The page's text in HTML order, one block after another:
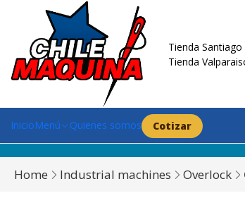
Tienda Santiago
Tienda
InicioMenú Quienes somos Cotizar
Home Industrial machines Overlock